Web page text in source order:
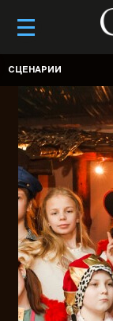
СЦЕНАРИИ